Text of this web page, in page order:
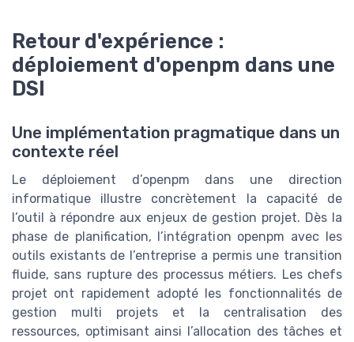
Retour d'expérience :
déploiement d'openpm dans une
DSI
Une implémentation pragmatique dans un
contexte réel
Le déploiement d’openpm dans une direction
informatique illustre concrètement la capacité de
l’outil à répondre aux enjeux de gestion projet. Dès la
phase de planification, l’intégration openpm avec les
outils existants de l’entreprise a permis une transition
fluide, sans rupture des processus métiers. Les chefs
projet ont rapidement adopté les fonctionnalités de
gestion multi projets et la centralisation des
ressources, optimisant ainsi l’allocation des tâches et